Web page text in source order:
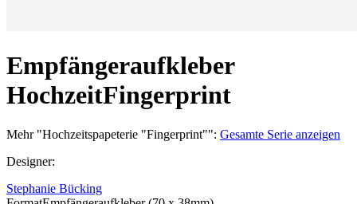
Empfängeraufkleber
HochzeitFingerprint
Mehr"Hochzeitspapeterie "Fingerprint"": Gesamte Serie anzeigen
Designer:
Stephanie Bücking